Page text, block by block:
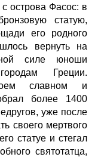
острова Фасос: в
статую,
его родного
вернуть на
силе юноши
Греции.
славном и
более 1400
уже после
своего мертвого
статуе и стегал
святотатца,